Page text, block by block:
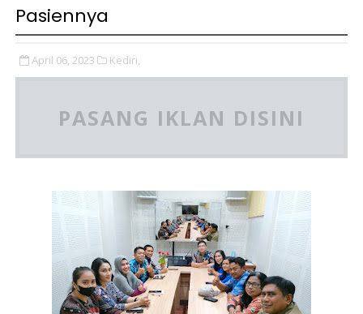
Pasiennya
April 06, 2023 Kediri,
PASANG IKLAN DISINI